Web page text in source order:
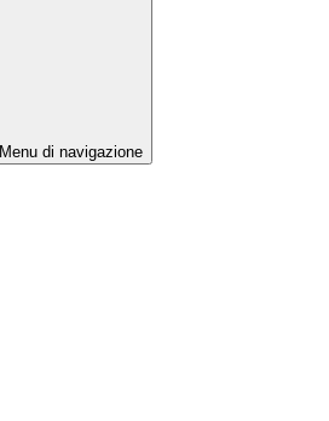
Menu di navigazione